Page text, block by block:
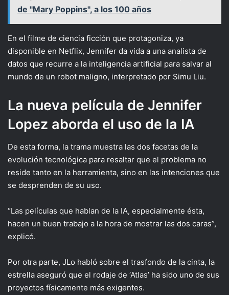
de "Mary Poppins", a los 100 años
En el filme de ciencia ficción que protagoniza, ya
disponible en Netflix, Jennifer da vida a una analista de
datos que recurre a la inteligencia artificial para salvar al
mundo de un robot maligno, interpretado por Simu Liu.
La nueva película de Jennifer
Lopez aborda el uso de la IA
De esta forma, la trama muestra las dos facetas de la
evolución tecnológica para resaltar que el problema no
reside tanto en la herramienta, sino en las intenciones que
se desprenden de su uso.
“Las películas que hablan de la IA, especialmente ésta,
hacen un buen trabajo a la hora de mostrar las dos caras”,
explicó.
Por otra parte, JLo habló sobre el trasfondo de la cinta, la
estrella aseguró que el rodaje de ‘Atlas’ ha sido uno de sus
proyectos físicamente más exigentes.